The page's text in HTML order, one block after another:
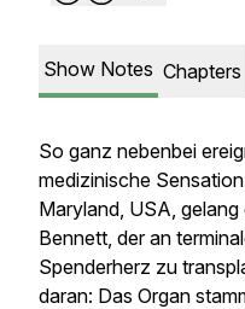
Show Notes Chapters
So ganz nebenbei
medizinische
Maryland, USA,
Bennett, der an
Spenderherz zu
daran: Das Organ